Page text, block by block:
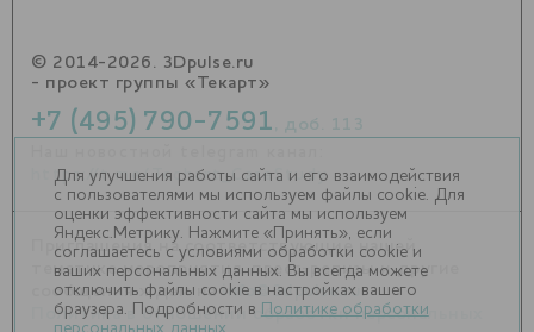
© 2014-2026. 3Dpulse.ru
- проект группы «Текарт»
+7 (495) 790-7591
https://t.me/Techart_CaseStudy
Приглашения на соответствующие нашей
тематике мероприятия, пресс-релизы и другие
сообщения ждем наinfo@3dpulse.ru .
Политика в отношении обработки персональных
Для улучшения работы сайта и его взаимодействия
с пользователями мы используем файлы cookie. Для
оценки эффективности сайта мы используем
Яндекс.Метрику. Нажмите «Принять», если
соглашаетесь с условиями обработки cookie и
ваших персональных данных. Вы всегда можете
отключить файлы cookie в настройках вашего
браузера. Подробности в
Политике обработки
персональных данных